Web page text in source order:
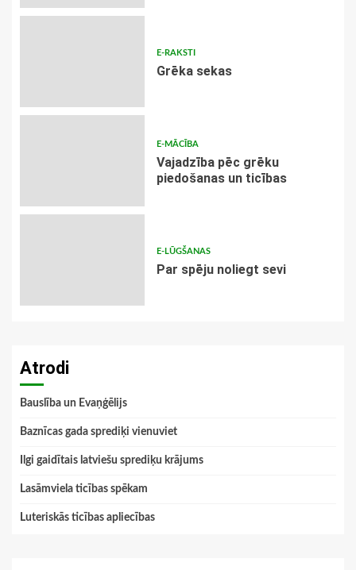
E-RAKSTI
Grēka sekas
E-MĀCĪBA
Vajadzība pēc grēku
piedošanas un ticības
E-LŪGŠANAS
Par spēju noliegt sevi
Atrodi
Bauslība un Evaņģēlijs
Baznīcas gada sprediķi vienuviet
Ilgi gaidītais latviešu sprediķu krājums
Lasāmviela ticības spēkam
Luteriskās ticības apliecības